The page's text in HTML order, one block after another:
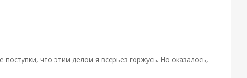
что этим делом я всерьез горжусь. Но оказалось,